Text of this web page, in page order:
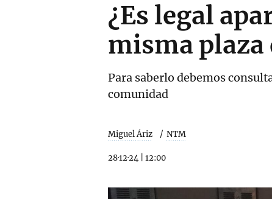
¿Es legal
misma plaza
Para saberlo debemos
comunidad
Miguel Áriz NTM
28·12·24 12:00